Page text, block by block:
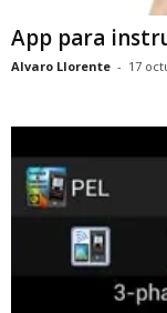
App para
Alvaro Llorente - 17